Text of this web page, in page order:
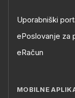
Uporabniški
ePoslovanje za
eRačun
MOBILNE